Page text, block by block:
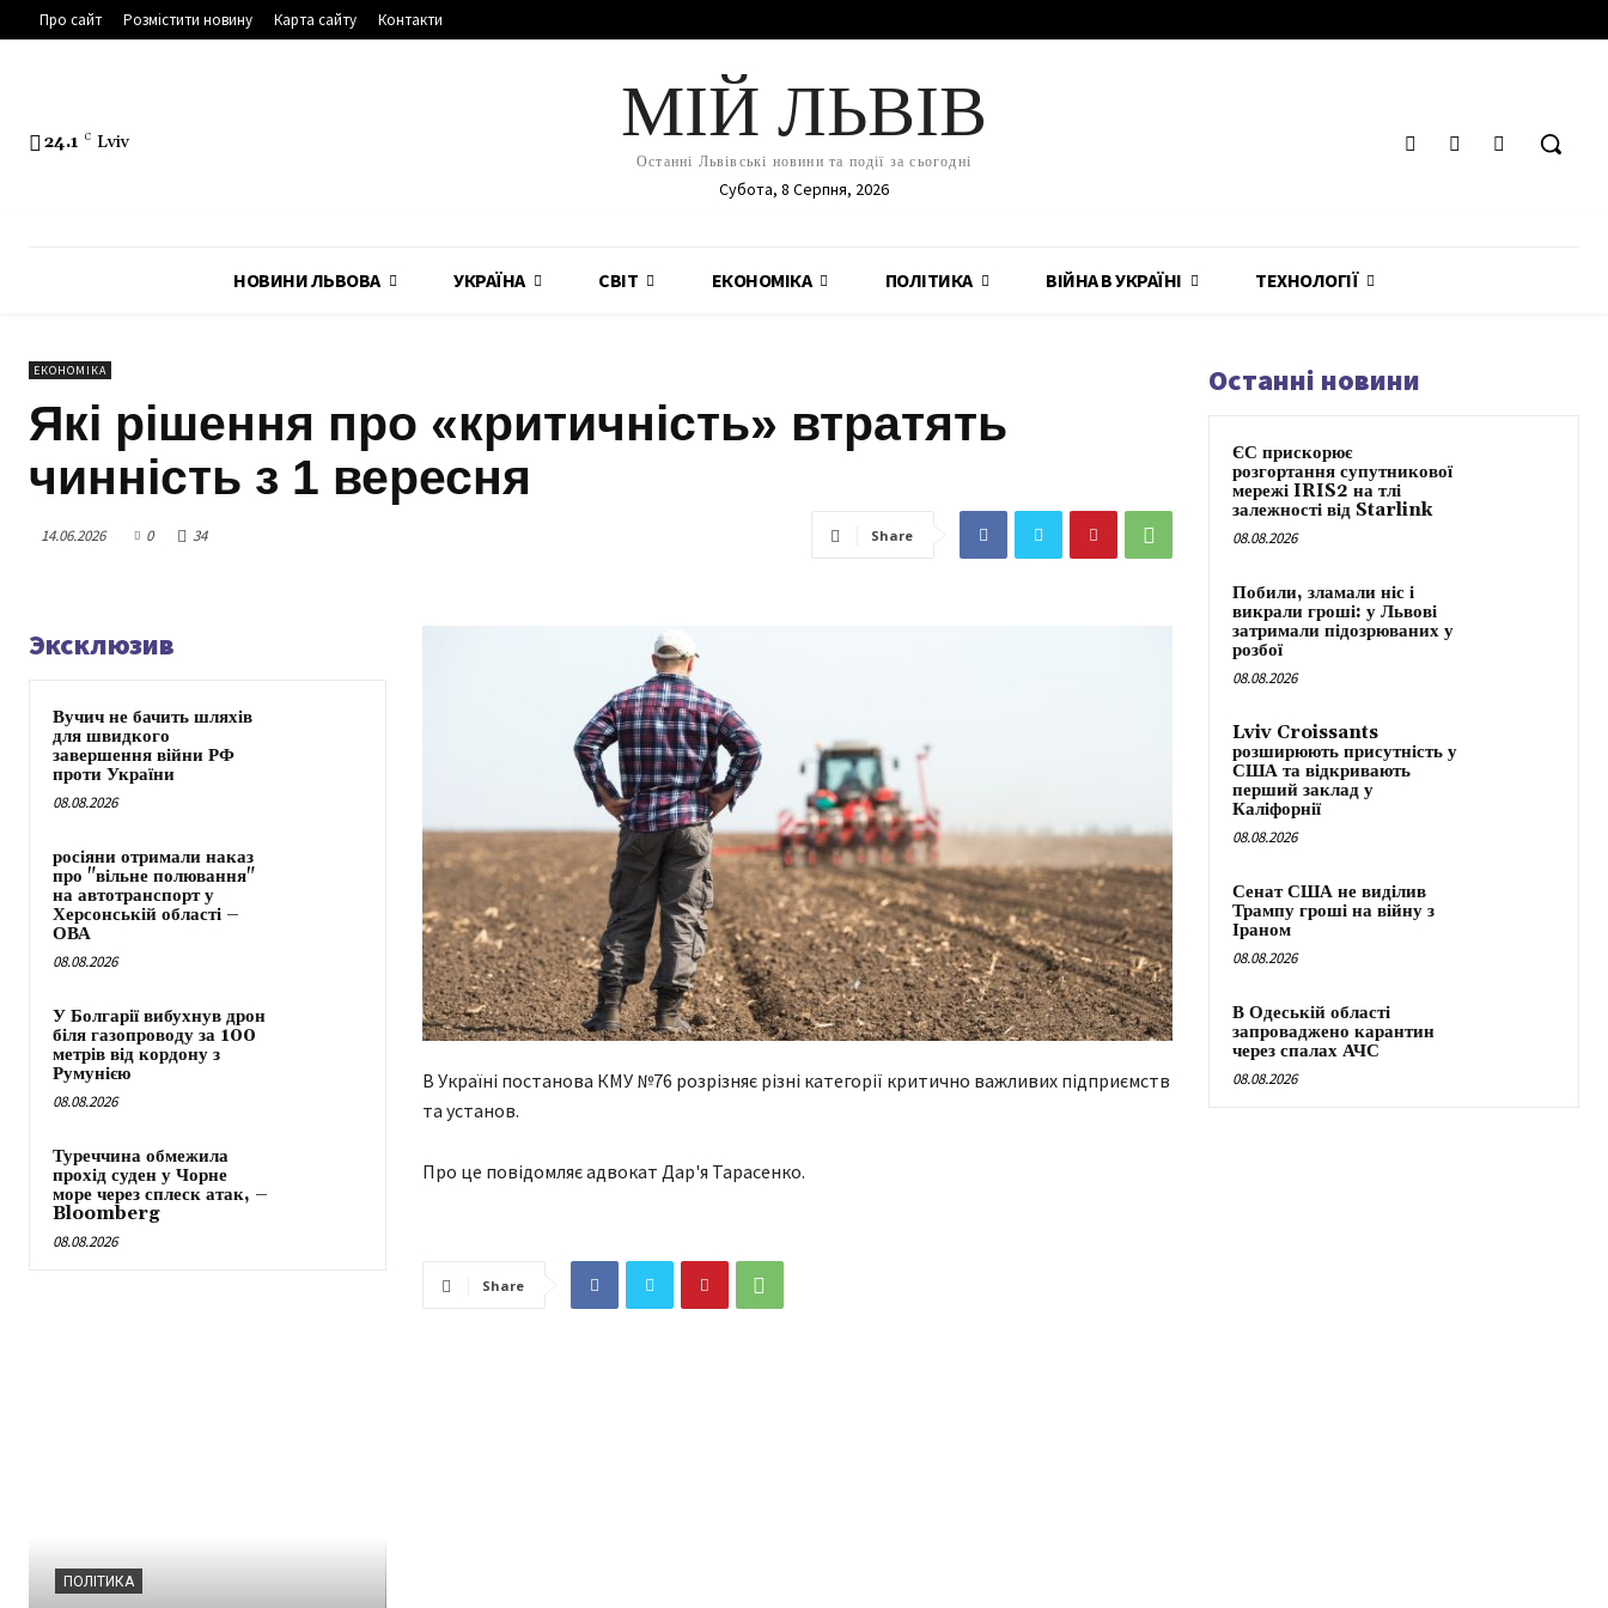
Про сайт Розмістити новину Карта сайту Контакти
24.1 C Lviv МІЙ ЛЬВІВ
Останні Львівські новини та події за сьогодні
Субота, 8 Серпня, 2026
НОВИНИ ЛЬВОВА УКРАЇНА СВІТ ЕКОНОМІКА ПОЛІТИКА ВІЙНА В УКРАЇНІ ТЕХНОЛОГІЇ
ЕКОНОМІКА
Які рішення про «критичність» втратять
чинність з 1 вересня
14.06.2026 0 34 Share
Эксклюзив
Вучич не бачить шляхів
для швидкого
завершення війни РФ
проти України
08.08.2026
росіяни отримали наказ
про "вільне полювання"
на автотранспорт у
Херсонській області –
ОВА
08.08.2026
У Болгарії вибухнув дрон
біля газопроводу за 100
метрів від кордону з
Румунією
08.08.2026
Туреччина обмежила
прохід суден у Чорне
море через сплеск атак, –
Bloomberg
08.08.2026
ПОЛІТИКА
В Україні постанова КМУ №76 розрізняє різні категорії критично важливих підприємств
та установ.
Про це повідомляє адвокат Дар'я Тарасенко.
Share
Останні новини
ЄС прискорює
розгортання супутникової
мережі IRIS2 на тлі
залежності від Starlink
08.08.2026
Побили, зламали ніс і
викрали гроші: у Львові
затримали підозрюваних у
розбої
08.08.2026
Lviv Croissants
розширюють присутність у
США та відкривають
перший заклад у
Каліфорнії
08.08.2026
Сенат США не виділив
Трампу гроші на війну з
Іраном
08.08.2026
В Одеській області
запроваджено карантин
через спалах АЧС
08.08.2026